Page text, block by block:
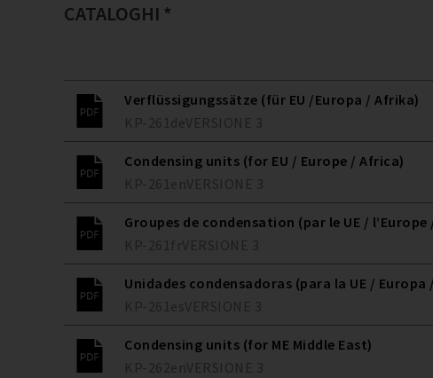
CATALOGHI *
Verflüssigungssätze (für EU /Europa / Afrika)
KP-261deVERSIONE 3
Condensing units (for EU / Europe / Africa)
KP-261enVERSIONE 3
Groupes de condensation (par le UE / l’Europe
KP-261fr VERSIONE 3
Unidades condensadoras (para la UE / Europa
KP-261esVERSIONE 3
Condensing units (for ME Middle East)
KP-262enVERSIONE 3